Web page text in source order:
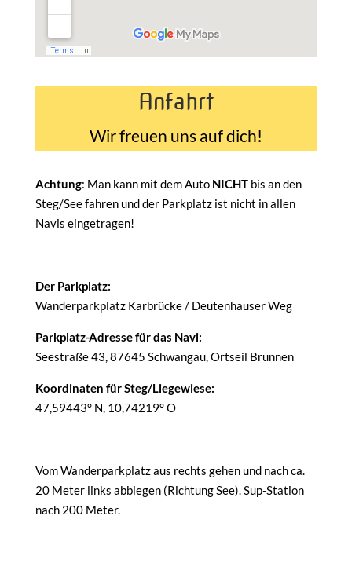
Anfahrt
Wir freuen uns auf dich!
Achtung: Man kann mit dem Auto NICHT bis an den
Steg/See fahren und der Parkplatz ist nicht in allen
Navis eingetragen!
Der Parkplatz:
Wanderparkplatz Karbrücke / Deutenhauser Weg
Parkplatz-Adresse für das Navi:
Seestraße 43, 87645 Schwangau, Ortseil Brunnen
Koordinaten für Steg/Liegewiese:
47,59443° N, 10,74219° O
Vom Wanderparkplatz aus rechts gehen und nach ca.
20 Meter links abbiegen (Richtung See). Sup-Station
nach 200 Meter.